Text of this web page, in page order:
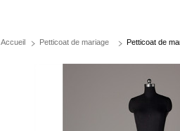
Accueil Petticoat de mariage Petticoat de